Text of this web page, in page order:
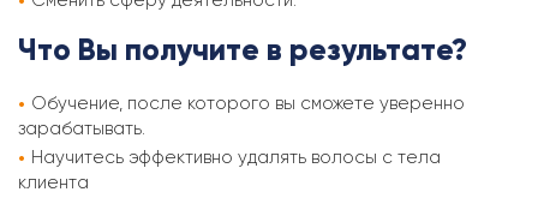
Что Вы получите в результате?
Обучение, после которого вы сможете уверенно
зарабатывать.
Научитесь эффективно удалять волосы с тела
клиента